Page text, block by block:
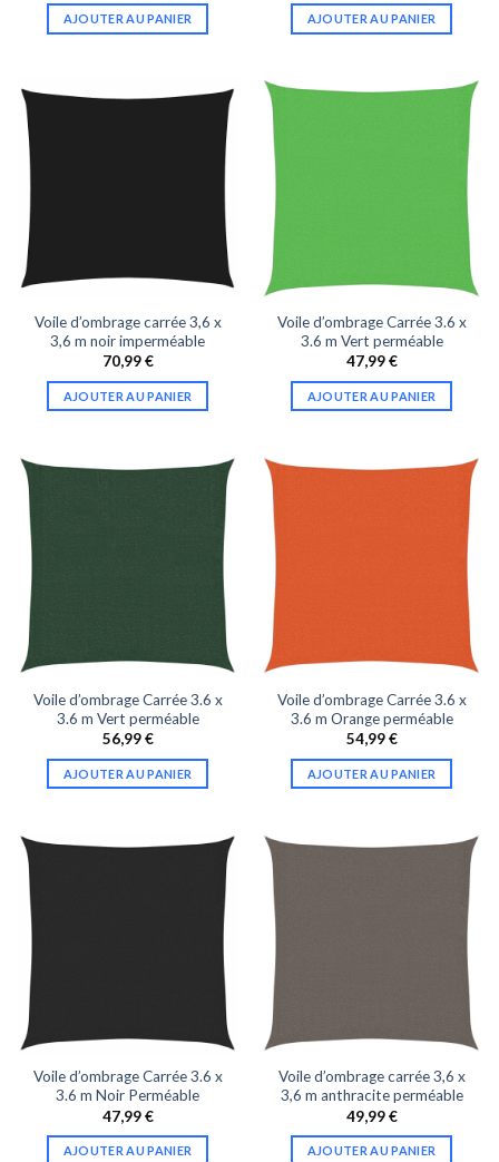
AJOUTER AU PANIER AJOUTER AU PANIER
Voile d’ombrage carrée 3,6 x
3,6 m noir imperméable
70,99€
AJOUTER AU PANIER
Voile d’ombrage Carrée 3.6 x
3.6 m Vert perméable
47,99€
AJOUTER AU PANIER
Voile d’ombrage Carrée 3.6 x
3.6 m Vert perméable
56,99€
AJOUTER AU PANIER
Voile d’ombrage Carrée 3.6 x
3.6 m Orange perméable
54,99€
AJOUTER AU PANIER
Voile d’ombrage Carrée 3.6 x
3.6 m Noir Perméable
47,99€
AJOUTER AU PANIER
Voile d’ombrage carrée 3,6 x
3,6 m anthracite perméable
49,99€
AJOUTER AU PANIER